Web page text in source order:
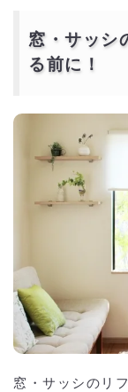
窓・サッシ
る前に！
窓・サッシのリ